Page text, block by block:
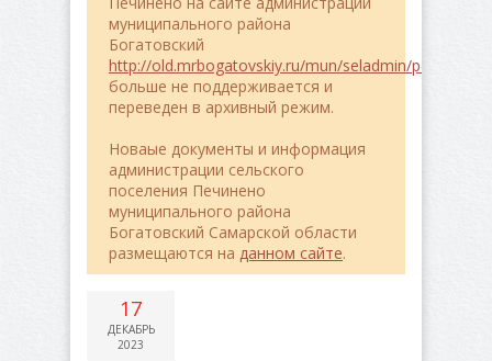
муниципального района
Богатовский
http://old.mrbogatovskiy.ru/mun/seladmin/pe4ineno/
больше не поддерживается и
переведен в архивный режим.
Новаые документы и информация
администрации сельского
поселения Печинено
муниципального района
Богатовский Самарской области
размещаются на данном сайте.
17
ДЕКАБРЬ
2023